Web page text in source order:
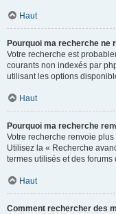
Haut
Pourquoi ma recherche ne
Votre recherche est
courants non indexés par
utilisant les options
Haut
Pourquoi ma recherche
Votre recherche renvoie
Utilisez la « Recherche
termes utilisés et des
Haut
Comment rechercher des